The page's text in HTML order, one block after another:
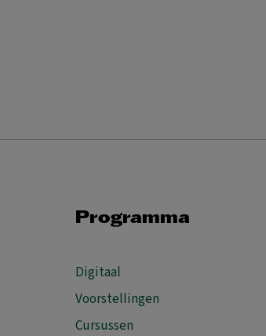
Programma
Digitaal
Voorstellingen
Cursussen